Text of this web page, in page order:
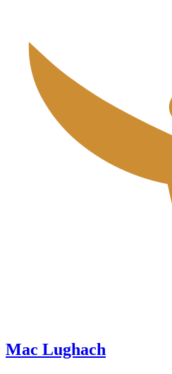
Mac Lughach